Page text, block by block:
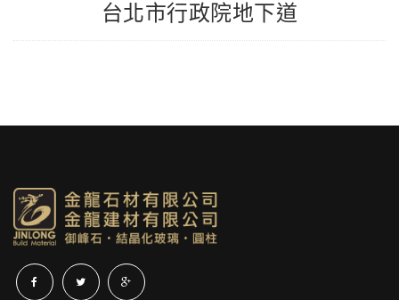
台北市行政院地下道